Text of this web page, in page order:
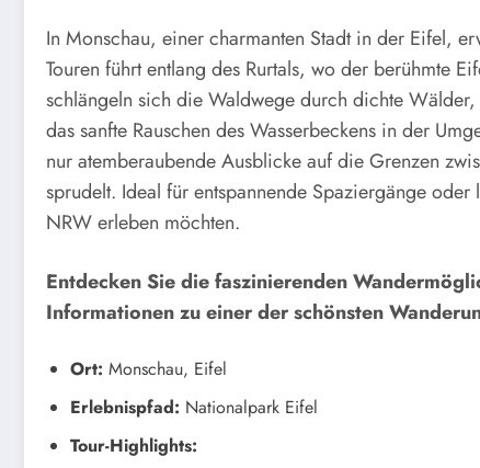
In Monschau, einer charmanten Stadt in der Eifel,
Touren führt entlang des Rurtals, wo der berühmte
schlängeln sich die Waldwege durch dichte
das sanfte Rauschen des Wasserbeckens in der
nur atemberaubende Ausblicke auf die Grenzen
sprudelt. Ideal für entspannende Spaziergänge
NRW erleben möchten.
Entdecken Sie die faszinierenden
Informationen zu einer der schönsten
Ort: Monschau, Eifel
Erlebnispfad: Nationalpark Eifel
Tour-Highlights: